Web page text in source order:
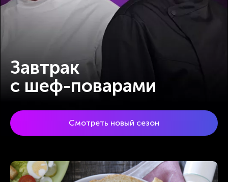
Завтрак
c шеф-поварами
Смотреть новый сезон